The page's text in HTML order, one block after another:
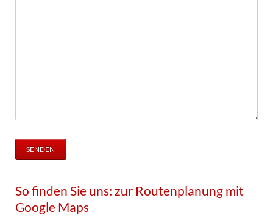
SENDEN
So finden Sie uns: zur Routenplanung mit
Google Maps